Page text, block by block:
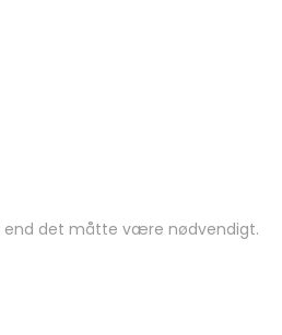
det måtte være nødvendigt.